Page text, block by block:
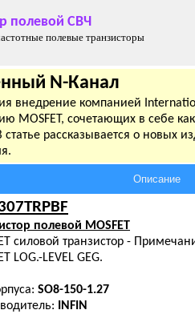
полевой СВЧ
полевые транзисторы
N-Канал
внедрение компанией
MOSFET, сочетающих в себе
рассказывается о новых
Описание
полевой MOSFET
силовой транзистор -
LOG.-LEVEL GEG.
SO8-150-1.27
INFIN